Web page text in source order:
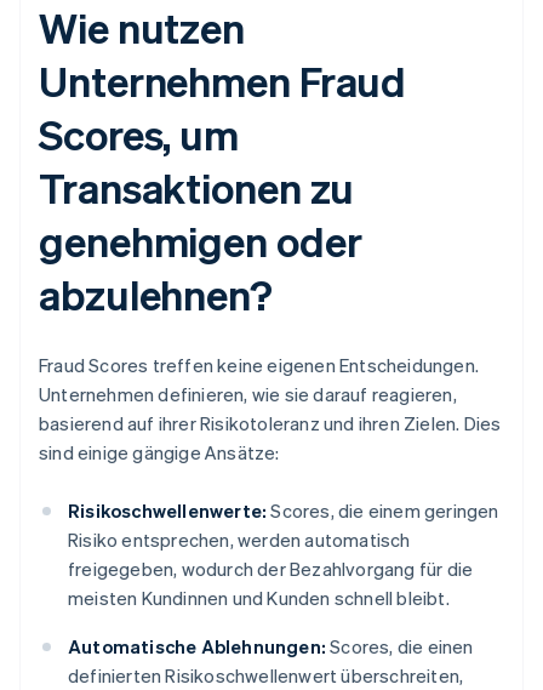
Wie nutzen
Unternehmen Fraud
Scores, um
Transaktionen zu
genehmigen oder
abzulehnen?
Fraud Scores treffen keine eigenen Entscheidungen.
Unternehmen definieren, wie sie darauf reagieren,
basierend auf ihrer Risikotoleranz und ihren Zielen. Dies
sind einige gängige Ansätze:
Risikoschwellenwerte: Scores, die einem geringen
Risiko entsprechen, werden automatisch
freigegeben, wodurch der Bezahlvorgang für die
meisten Kundinnen und Kunden schnell bleibt.
Automatische Ablehnungen: Scores, die einen
definierten Risikoschwellenwert überschreiten,